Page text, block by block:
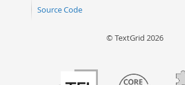
Source Code
© TextGrid 2026